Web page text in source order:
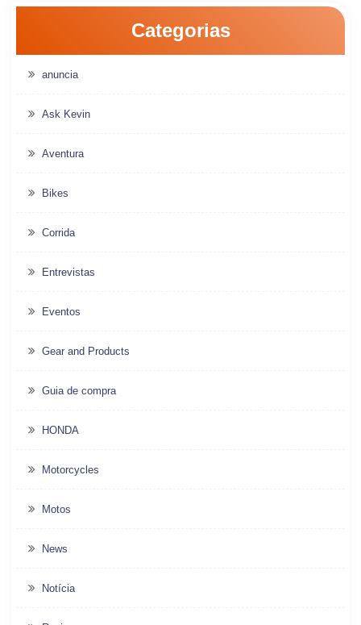
Categorias
anuncia
Ask Kevin
Aventura
Bikes
Corrida
Entrevistas
Eventos
Gear and Products
Guia de compra
HONDA
Motorcycles
Motos
News
Notícia